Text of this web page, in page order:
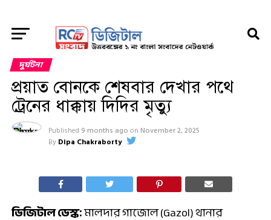
দুর্ঘটনা
প্রয়াত বোনকে শেষবার দেখার পথে
ট্রেনের ধাক্কায় দিদির মৃত্যু
Published 9 months ago on November 2, 2025
By Dipa Chakraborty
ডিজিটাল ডেস্ক:মালদার গাজোল (Gazol) থানার